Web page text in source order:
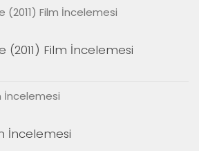
(2011) Film İncelemesi
İncelemesi